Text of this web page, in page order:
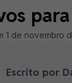
1 de novembro
Escrito por